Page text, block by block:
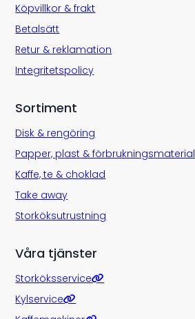
Köpvillkor & frakt
Betalsätt
Retur & reklamation
Integritetspolicy
Sortiment
Disk & rengöring
Papper, plast & förbrukningsmaterial
Kaffe, te & choklad
Take away
Storköksutrustning
Våra tjänster
Storköksservice
Kylservice